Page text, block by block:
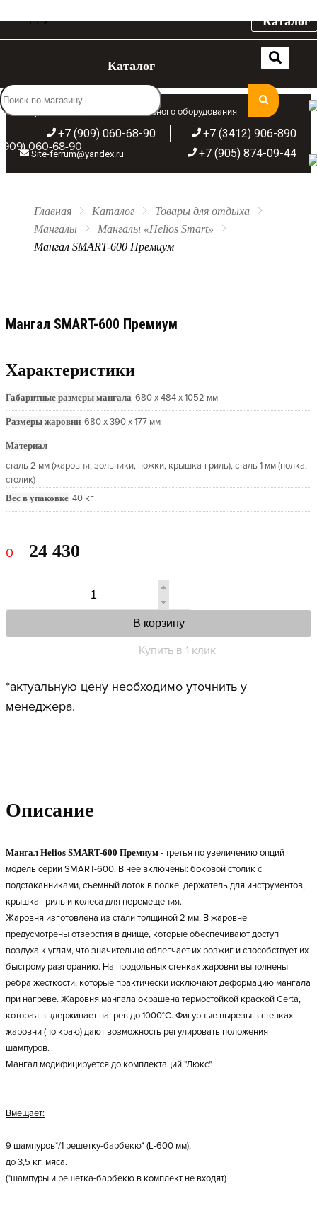
Широкий ассортимент отопительного оборудования
+7 (3412) 906-890
+7 (909) 060-68-90
+7 (905) 874-09-44
Site-ferrum@yandex.ru
Каталог
Каталог
(909) 060-68-90
Главная Каталог
Товары для отдыха
Мангалы
Мангалы «Helios Smart»
Мангал SMART-600 Премиум
Мангал SMART-600 Премиум
Характеристики
Габаритные размеры мангала 680 х 484 х 1052 мм
Размеры жаровни 680 х 390 х 177 мм
Материал
сталь 2 мм (жаровня, зольники, ножки, крышка-гриль), сталь 1 мм (полка,
столик)
Вес в упаковке 40 кг
0 24 430
В корзину
Купить в 1 клик
*актуальную цену необходимо уточнить у
менеджера.
Описание
Мангал Helios SMART-600 Премиум - третья по увеличению опций
модель серии SMART-600. В нее включены: боковой столик с
подстаканниками, съемный лоток в полке, держатель для инструментов,
крышка гриль и колеса для перемещения.
Жаровня изготовлена из стали толщиной 2 мм. В жаровне
предусмотрены отверстия в днище, которые обеспечивают доступ
воздуха к углям, что значительно облегчает их розжиг и способствует их
быстрому разгоранию. На продольных стенках жаровни выполнены
ребра жесткости, которые практически исключают деформацию мангала
при нагреве. Жаровня мангала окрашена термостойкой краской Certa,
которая выдерживает нагрев до 1000°С. Фигурные вырезы в стенках
жаровни (по краю) дают возможность регулировать положения
шампуров.
Мангал модифицируется до комплектаций "Люкс".
Вмещает:
9 шампуров*/1 решетку-барбекю* (L-600 мм);
до 3,5 кг. мяса.
(*шампуры и решетка-барбекю в комплект не входят)